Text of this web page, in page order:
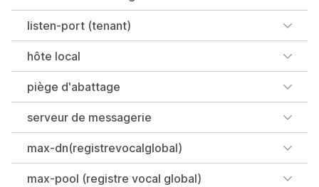
listen-port (tenant)
hôte local
piège d'abattage
serveur de messagerie
max-dn(registrevocalglobal)
max-pool (registre vocal global)